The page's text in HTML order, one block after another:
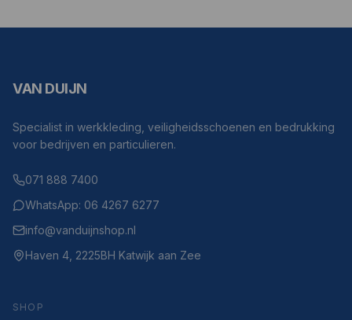
VAN DUIJN
Specialist in werkkleding, veiligheidsschoenen en bedrukking
voor bedrijven en particulieren.
071 888 7400
WhatsApp: 06 4267 6277
info@vanduijnshop.nl
Haven 4, 2225BH Katwijk aan Zee
SHOP